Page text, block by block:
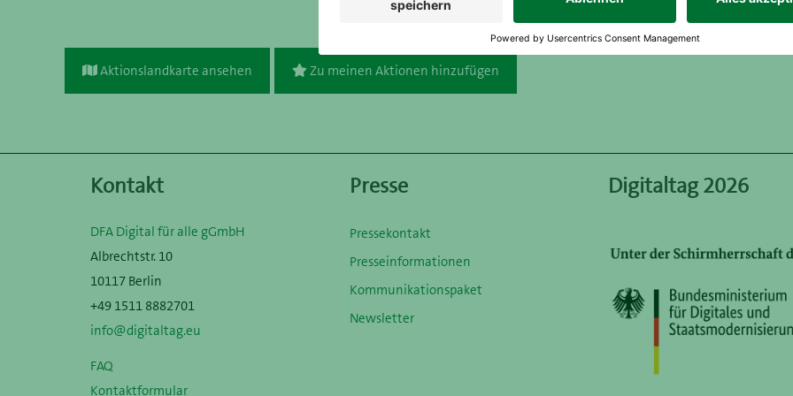
Aktionslandkarte ansehen Zu meinen Aktionen hinzufügen
Kontakt
DFA Digital für alle gGmbH
Albrechtstr. 10
10117 Berlin
+49 1511 8882701
info@digitaltag.eu
FAQ
Kontaktformular
Presse
Pressekontakt
Presseinformationen
Kommunikationspaket
Newsletter
Digitaltag 2026